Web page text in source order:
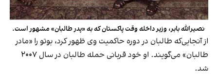
نصیرالله بابر، وزیر داخله وقت پاکستان که به «پدر طالبان» مشهور است.
از آنجایی‌که طالبان در دوره حاکمیت وی ظهور کرد، بوتو را «مادر
طالبان» می‌گویند. او خود قربانی حمله طالبان در سال ۲۰۰۷
شد.